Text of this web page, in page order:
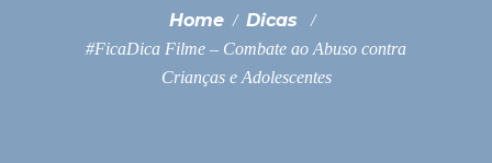
Home/ Dicas
/
#FicaDica Filme – Combate ao Abuso contra
Crianças e Adolescentes